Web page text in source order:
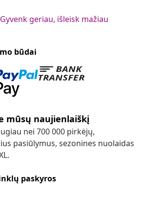
Gyvenk geriau, išleisk mažiau
būdai
mūsų naujienlaiškį
nei 700 000 pirkėjų,
pasiūlymus, sezonines nuolaidas
paskyros